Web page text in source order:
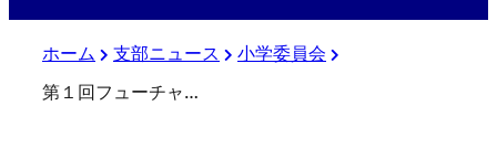
ホーム 支部ニュース
小学委員会
第１回フューチャーリーグ ４年生大会